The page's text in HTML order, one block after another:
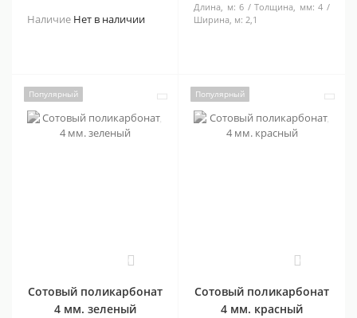
Наличие Нет в наличии
Длина, м: 6 Толщина, мм: 4
Ширина, м: 2,1
Популярный
Сотовый поликарбонат
4 мм. зеленый
Популярный
Сотовый поликарбонат
4 мм. красный